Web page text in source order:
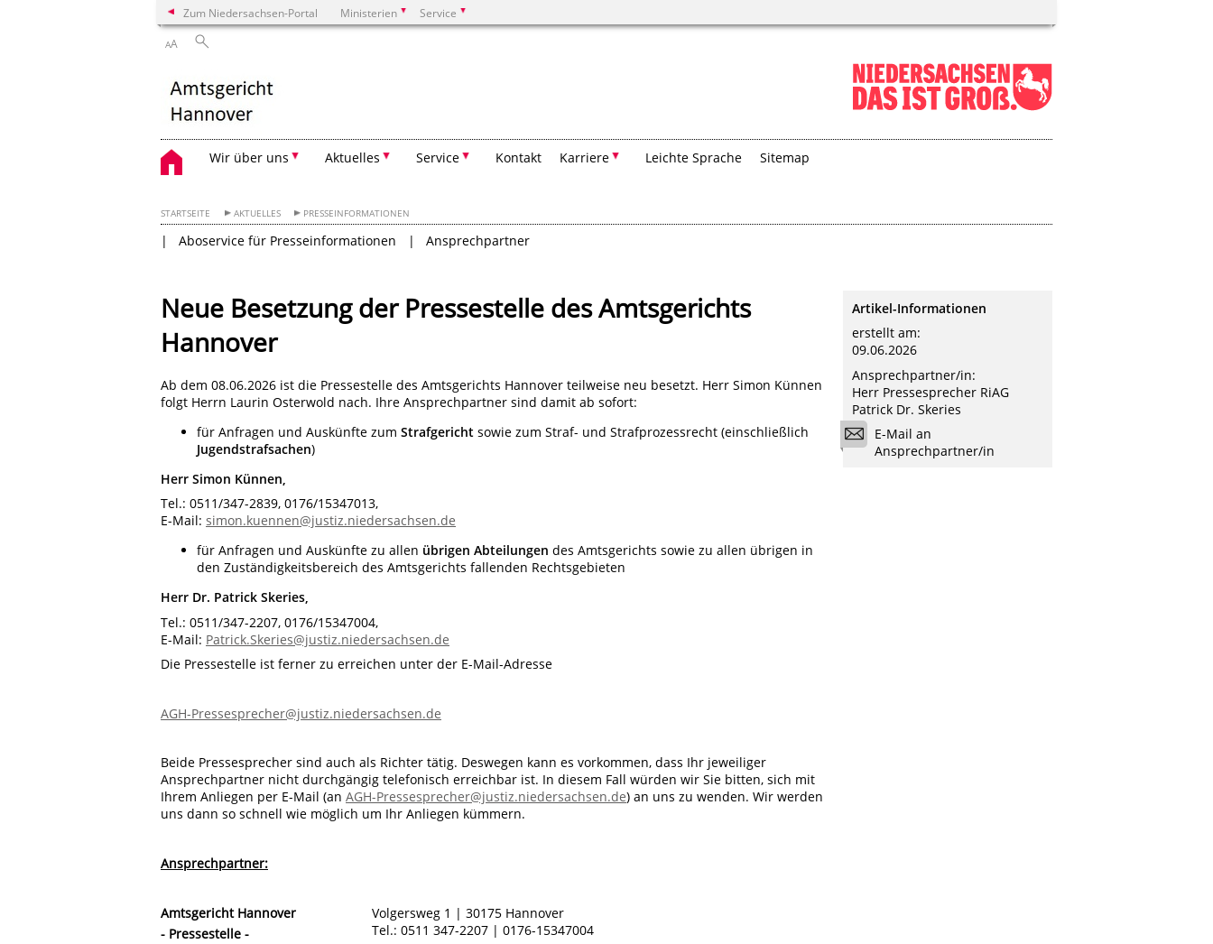
Zum Niedersachsen-Portal Ministerien Service
AA
Wir über uns Aktuelles Service Kontakt Karriere Leichte Sprache Sitemap
STARTSEITE AKTUELLES PRESSEINFORMATIONEN
Aboservice für Presseinformationen Ansprechpartner
Neue Besetzung der Pressestelle des Amtsgerichts
Hannover
Ab dem 08.06.2026 ist die Pressestelle des Amtsgerichts Hannover teilweise neu besetzt. Herr Simon Künnen
folgt Herrn Laurin Osterwold nach. Ihre Ansprechpartner sind damit ab sofort:
für Anfragen und Auskünfte zum Strafgericht sowie zum Straf- und Strafprozessrecht (einschließlich
Jugendstrafsachen)
Herr Simon Künnen,
Tel.: 0511/347-2839, 0176/15347013,
E-Mail: simon.kuennen@justiz.niedersachsen.de
für Anfragen und Auskünfte zu allen übrigen Abteilungen des Amtsgerichts sowie zu allen übrigen in
den Zuständigkeitsbereich des Amtsgerichts fallenden Rechtsgebieten
Herr Dr. Patrick Skeries,
Tel.: 0511/347-2207, 0176/15347004,
E-Mail: Patrick.Skeries@justiz.niedersachsen.de
Die Pressestelle ist ferner zu erreichen unter der E-Mail-Adresse
AGH-Pressesprecher@justiz.niedersachsen.de
Beide Pressesprecher sind auch als Richter tätig. Deswegen kann es vorkommen, dass Ihr jeweiliger
Ansprechpartner nicht durchgängig telefonisch erreichbar ist. In diesem Fall würden wir Sie bitten, sich mit
Ihrem Anliegen per E-Mail (an AGH-Pressesprecher@justiz.niedersachsen.de) an uns zu wenden. Wir werden
uns dann so schnell wie möglich um Ihr Anliegen kümmern.
Ansprechpartner:
Amtsgericht Hannover
Volgersweg 1 | 30175 Hannover
- Pressestelle -
Tel.: 0511 347-2207 | 0176-15347004
Artikel-Informationen
erstellt am:
09.06.2026
Ansprechpartner/in:
Herr Pressesprecher RiAG
Patrick Dr. Skeries
E-Mail an
Ansprechpartner/in